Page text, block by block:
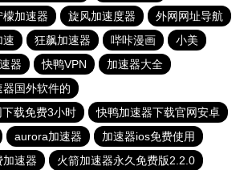
檬加速器 旋风加速度器
外网网址导航
速 狂飙加速器 哔咔漫画
小美
器 快鸭VPN
加速器大全
器国外软件的
载免费3小时
快鸭加速器下载官网安卓
aurora加速器
加速器ios免费使用
加速器
火箭加速器永久免费版2.2.0